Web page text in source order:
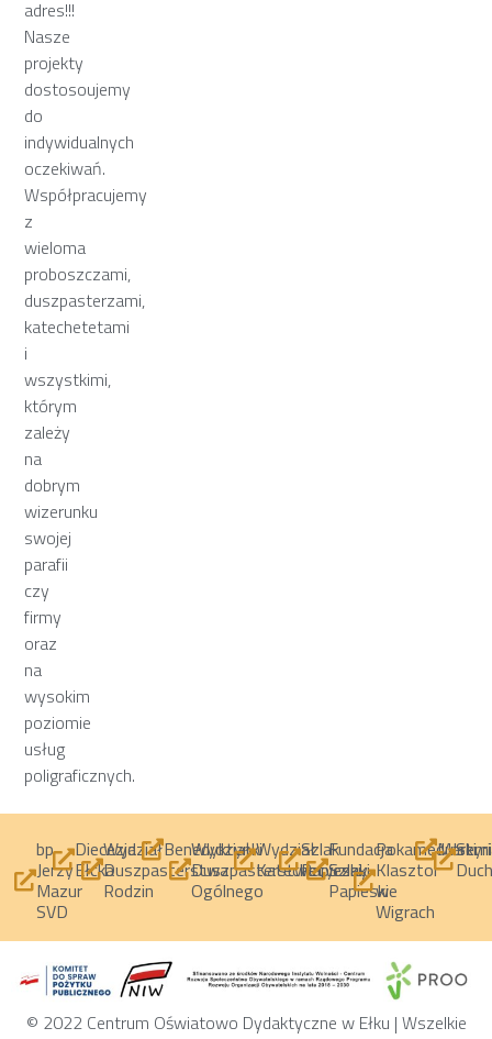
adres!!!
Nasze
projekty
dostosoujemy
do
indywidualnych
oczekiwań.
Współpracujemy
z
wieloma
proboszczami,
duszpasterzami,
katechetetami
i
wszystkimi,
którym
zależy
na
dobrym
wizerunku
swojej
parafii
czy
firmy
oraz
na
wysokim
poziomie
usług
poligraficznych.
bp
Jerzy
Mazur
SVD
Diecezja
Ełcka
Wydział
Duszpasterstwa
Rodzin
Benedyktynki
Wydział
Duszpasterstwa
Ogólnego
Wydział
Katechetyczny
Szlak
Papieski
Fundacja
Szlaki
Papieskie
Pokamedulski
Klasztor
w
Wigrach
© 2022 Centrum Oświatowo Dydaktyczne w Ełku | Wszelkie